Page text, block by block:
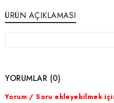
ÜRÜN AÇIKLAMASI
YORUMLAR (0)
Yorum / Soru ekleyebilmek